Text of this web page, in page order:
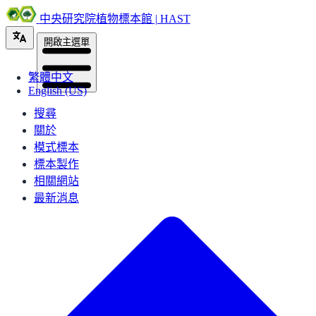
中央研究院植物標本館 | HAST
繁體中文
English (US)
開啟主選單
搜尋
關於
模式標本
標本製作
相關網站
最新消息